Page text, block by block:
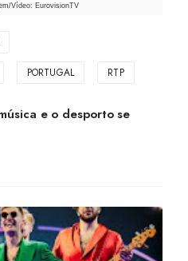
Vídeo: EurovisionTV
PORTUGAL RTP
e o desporto se